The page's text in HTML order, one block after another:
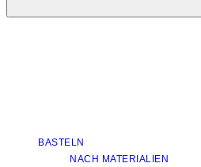
BASTELN
NACH MATERIALIEN